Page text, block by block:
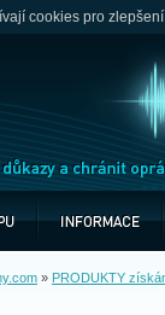
cookies pro
» PRODUKTY